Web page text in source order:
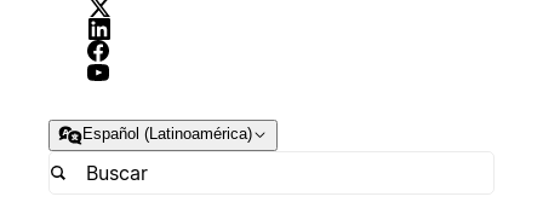
Español (Latinoamérica)